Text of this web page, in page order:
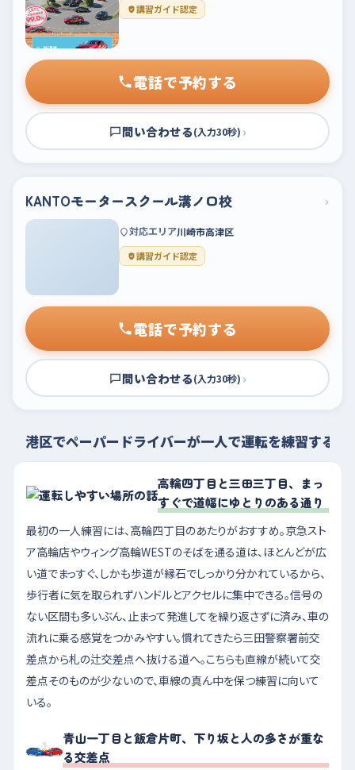
講習ガイド認定
電話で予約する
問い合わせる(入力30秒) ›
KANTOモータースクール溝ノ口校 ›
対応エリア川崎市高津区
講習ガイド認定
電話で予約する
問い合わせる(入力30秒) ›
港区でペーパードライバーが一人で運転を練習するな
高輪四丁目と三田三丁目、まっ
すぐで道幅にゆとりのある通り
最初の一人練習には、高輪四丁目のあたりがおすすめ。京急スト
ア高輪店やウィング高輪WESTのそばを通る道は、ほとんどが広
い道でまっすぐ、しかも歩道が縁石でしっかり分かれているから、
歩行者に気を取られずハンドルとアクセルに集中できる。信号の
ない区間も多いぶん、止まって発進してを繰り返さずに済み、車の
流れに乗る感覚をつかみやすい。慣れてきたら三田警察署前交
差点から札の辻交差点へ抜ける道へ。こちらも直線が続いて交
差点そのものが少ないので、車線の真ん中を保つ練習に向いて
いる。
青山一丁目と飯倉片町、下り坂と人の多さが重な
る交差点